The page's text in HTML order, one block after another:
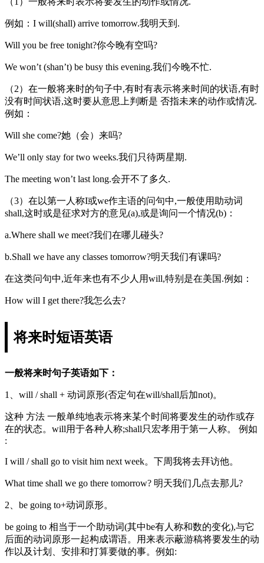
例如：I will(shall) arrive tomorrow.我明天到.
Will you be free tonight?你今晚有空吗?
We won’t (shan’t) be busy this evening.我们今晚不忙.
（2）在一般将来时的句子中,有时有表示将来时间的状语,有时
没有时间状语,这时要从意思上判断是 否指未来的动作或情况.
例如：
Will she come?她（会）来吗?
We’ll only stay for two weeks.我们只待两星期.
The meeting won’t last long.会开不了多久.
（3）在以第一人称I或we作主语的问句中,一般使用助动词
shall,这时或是征求对方的意见(a),或是询问一个情况(b)：
a.Where shall we meet?我们在哪儿碰头?
b.Shall we have any classes tomorrow?明天我们有课吗?
在这类问句中,近年来也有不少人用will,特别是在美国.例如：
How will I get there?我怎么去?
将来时短语英语
一般将来时句子英语如下：
1、will / shall + 动词原形(否定句在will/shall后加not)。
这种 方法 一般单纯地表示将来某个时间将要发生的动作或存
在的状态。will用于各种人称;shall只宏孝用于第一人称。 例如
:
I will / shall go to visit him next week。下周我将去拜访他。
What time shall we go there tomorrow? 明天我们几点去那儿?
2、be going to+动词原形。
be going to 相当于一个助动词(其中be有人称和数的变化),与它
后面的动词原形一起构成谓语。用来表示蔽游稿将要发生的动
作以及计划、安排和打算要做的事。例如: